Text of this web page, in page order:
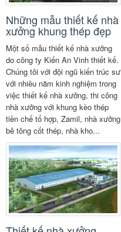
Những mẫu thiết kế nhà
xưởng khung thép đẹp
Một số mẫu thiết kế nhà xưởng
do công ty Kiến An Vinh thiết kế.
Chúng tôi với đội ngũ kiến trúc sư
với nhiều năm kinh nghiệm trong
việc thiết kế nhà xưởng, thi công
nhà xưởng với khung kèo thép
tiền chế tổ hợp, Zamil, nhà xưởng
bê tông cốt thép, nhà kho...